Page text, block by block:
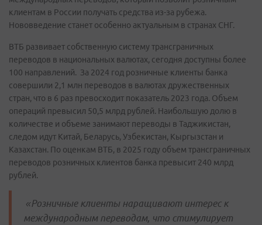
клиентам в России получать средства из-за рубежа.
Нововведение станет особенно актуальным в странах СНГ.
ВТБ развивает собственную систему трансграничных
переводов в национальных валютах, сегодня доступны более
100 направлений. За 2024 год розничные клиенты банка
совершили 2,1 млн переводов в валютах дружественных
стран, что в 6 раз превосходит показатель 2023 года. Объем
операций превысил 50,5 млрд рублей. Наибольшую долю в
количестве и объеме занимают переводы в Таджикистан,
следом идут Китай, Беларусь, Узбекистан, Кыргызстан и
Казахстан. По оценкам ВТБ, в 2025 году объем трансграничных
переводов розничных клиентов банка превысит 240 млрд
рублей.
«Розничные клиенты наращивают интерес к
международным переводам, что стимулирует